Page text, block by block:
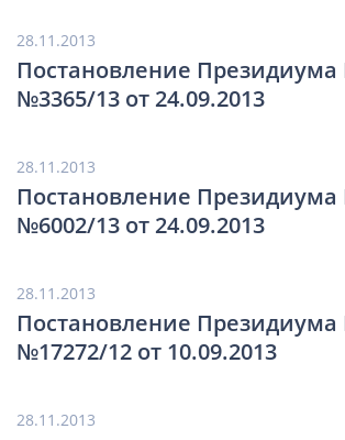
28.11.2013
Постановление
№3365/13 от 24.09.2013
28.11.2013
Постановление
№6002/13 от 24.09.2013
28.11.2013
Постановление
№17272/12 от 10.09.2013
28.11.2013